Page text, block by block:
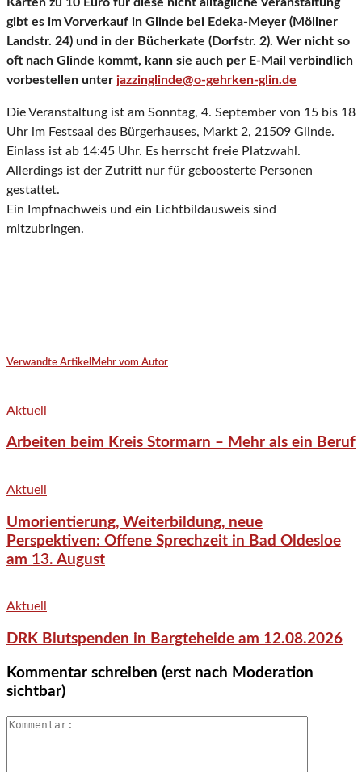
gibt es im Vorverkauf in Glinde bei Edeka-Meyer (Möllner
Landstr. 24) und in der Bücherkate (Dorfstr. 2). Wer nicht so
oft nach Glinde kommt, kann sie auch per E-Mail verbindlich
vorbestellen unter jazzinglinde@o-gehrken-glin.de
Die Veranstaltung ist am Sonntag, 4. September von 15 bis 18
Uhr im Festsaal des Bürgerhauses, Markt 2, 21509 Glinde.
Einlass ist ab 14:45 Uhr. Es herrscht freie Platzwahl.
Allerdings ist der Zutritt nur für geboosterte Personen
gestattet.
Ein Impfnachweis und ein Lichtbildausweis sind
mitzubringen.
Verwandte Artikel Mehr vom Autor
Aktuell
Arbeiten beim Kreis Stormarn – Mehr als ein Beruf
Aktuell
Umorientierung, Weiterbildung, neue
Perspektiven: Offene Sprechzeit in Bad Oldesloe
am 13. August
Aktuell
DRK Blutspenden in Bargteheide am 12.08.2026
Kommentar schreiben (erst nach Moderation
sichtbar)